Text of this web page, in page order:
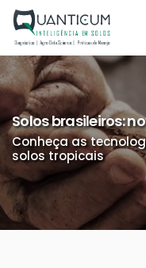
Solos brasileiros:
Conheça as
solos tropicais